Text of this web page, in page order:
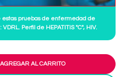
estas pruebas de enfermedad de
Perfil de HEPATITIS "C", HIV.
AGREGAR AL CARRITO